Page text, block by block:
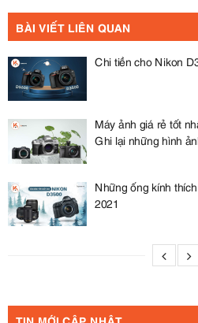
BÀI VIẾT LIÊN QUAN
Chi tiền cho Nikon
Máy ảnh giá rẻ tốt
Ghi lại những hình
Những ống kính
2021
TIN MỚI CẬP NHẬT